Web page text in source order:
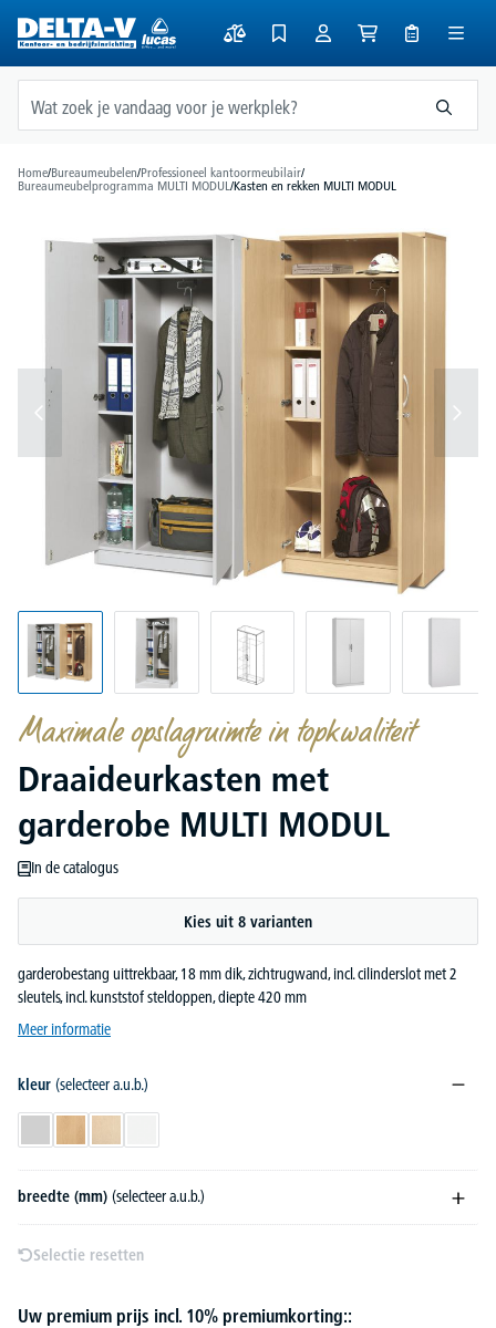
Home/Bureaumeubelen/Professioneel kantoormeubilair/
Bureaumeubelprogramma MULTI MODUL/Kasten en rekken MULTI MODUL
Maximale opslagruimte in topkwaliteit
Draaideurkasten met
garderobe MULTI MODUL
In de catalogus
Kies uit 8 varianten
garderobestang uittrekbaar, 18 mm dik, zichtrugwand, incl. cilinderslot met 2
sleutels, incl. kunststof steldoppen, diepte 420 mm
Meer informatie
kleur (selecteer a.u.b.)
breedte (mm) (selecteer a.u.b.)
Selectie resetten
Uw premium prijs incl. 10% premiumkorting::